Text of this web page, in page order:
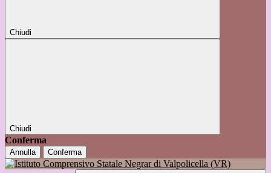
Chiudi
Chiudi
Conferma
Annulla Conferma